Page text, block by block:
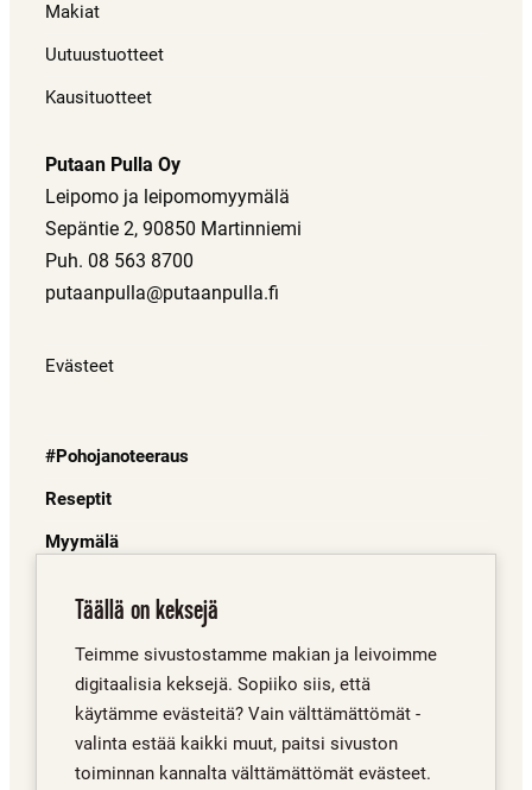
Makiat
Uutuustuotteet
Kausituotteet
Putaan Pulla Oy
Leipomo ja leipomomyymälä
Sepäntie 2, 90850 Martinniemi
Puh. 08 563 8700
putaanpulla@putaanpulla.fi
Evästeet
#Pohojanoteeraus
Reseptit
Myymälä
Yhteystiedot
Täällä on keksejä
Teimme sivustostamme makian ja leivoimme
digitaalisia keksejä. Sopiiko siis, että
käytämme evästeitä? Vain välttämättömät -
valinta estää kaikki muut, paitsi sivuston
toiminnan kannalta välttämättömät evästeet.